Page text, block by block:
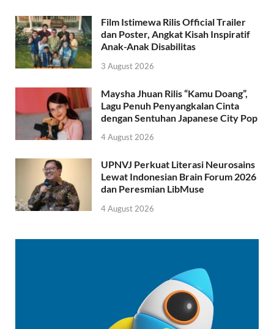
Film Istimewa Rilis Official Trailer
dan Poster, Angkat Kisah Inspiratif
Anak-Anak Disabilitas
3 August 2026
Maysha Jhuan Rilis “Kamu Doang”,
Lagu Penuh Penyangkalan Cinta
dengan Sentuhan Japanese City Pop
4 August 2026
UPNVJ Perkuat Literasi Neurosains
Lewat Indonesian Brain Forum 2026
dan Peresmian LibMuse
4 August 2026